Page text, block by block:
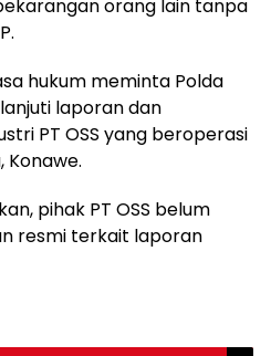
orang lain tanpa
hukum meminta Polda
laporan dan
PT OSS yang beroperasi
Konawe.
pihak PT OSS belum
resmi terkait laporan